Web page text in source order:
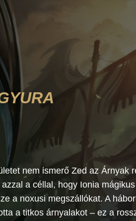
nem ismerő Zed az Árnyak
a céllal, hogy Ionia
a noxusi megszállókat. A
a titkos árnyalakot – ez a